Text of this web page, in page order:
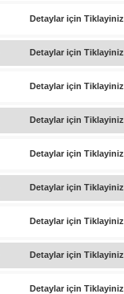
Detaylar için Tiklayiniz
Detaylar için Tiklayiniz
Detaylar için Tiklayiniz
Detaylar için Tiklayiniz
Detaylar için Tiklayiniz
Detaylar için Tiklayiniz
Detaylar için Tiklayiniz
Detaylar için Tiklayiniz
Detaylar için Tiklayiniz